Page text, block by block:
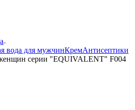
вода для мужчинКремАнтисептики
серии "EQUIVALENT" F004